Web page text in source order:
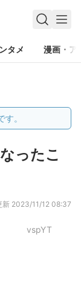
タメ 漫画・ア
。
ったこ
新 2023/11/12 08:37
vspYT